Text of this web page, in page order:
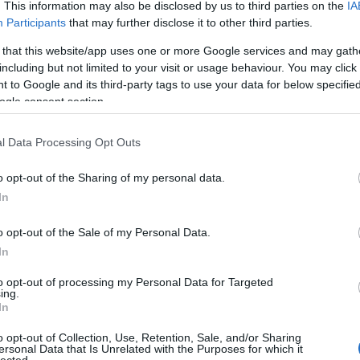
This information may also be disclosed by us to third parties on the
Participants that may further disclose it to other third parties.
that this website/app uses one or more Google services and may
but not limited to your visit or usage behaviour. You may
to Google and its third-party tags to use your data for below
consent section.
Data Processing Opt Outs
opt-out of the Sharing of my personal data.
opt-out of the Sale of my Personal Data.
opt-out of processing my Personal Data for Targeted
opt-out of Collection, Use, Retention, Sale, and/or Sharing
Data that Is Unrelated with the Purposes for which it
TOVÁBB
Szólj hozzá!
2023 dalszövegfordítás saját dolgok memento mori
magyar dalszöveg
oldalán.